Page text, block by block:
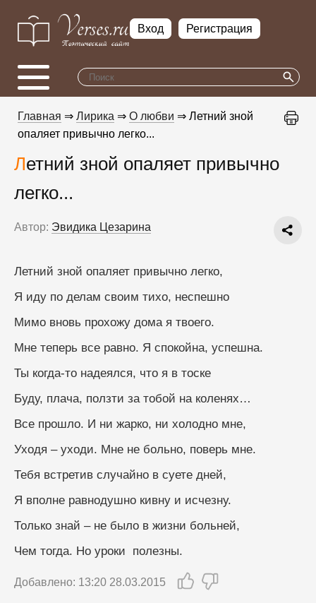
Вход Регистрация
Главная ⇒ Лирика ⇒ О любви ⇒ Летний зной
опаляет привычно легко...
Летний зной опаляет привычно
легко...
Автор: Эвидика Цезарина
Летний зной опаляет привычно легко,
Я иду по делам своим тихо, неспешно
Мимо вновь прохожу дома я твоего.
Мне теперь все равно. Я спокойна, успешна.
Ты когда-то надеялся, что я в тоске
Буду, плача, ползти за тобой на коленях…
Все прошло. И ни жарко, ни холодно мне,
Уходя – уходи. Мне не больно, поверь мне.
Тебя встретив случайно в суете дней,
Я вполне равнодушно кивну и исчезну.
Только знай – не было в жизни больней,
Чем тогда. Но уроки  полезны.
Добавлено: 13:20 28.03.2015